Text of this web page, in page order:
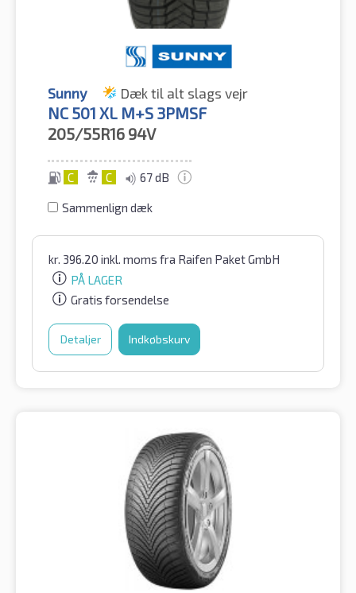
Sunny Dæk til alt slags vejr
NC 501 XL M+S 3PMSF
205/55R16 94V
C C 67 dB
Sammenlign dæk
kr. 396.20 inkl. moms fra Raifen Paket GmbH
PÅ LAGER
Gratis forsendelse
Detaljer Indkøbskurv